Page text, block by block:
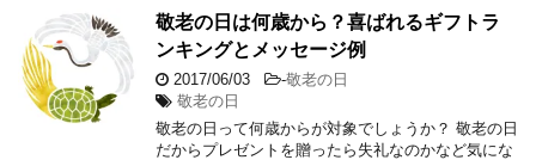
敬老の日は何歳から？喜ばれるギフトラ
ンキングとメッセージ例
2017/06/03 -敬老の日
敬老の日
敬老の日って何歳からが対象でしょうか？ 敬老の日
だからプレゼントを贈ったら失礼なのかなど気にな